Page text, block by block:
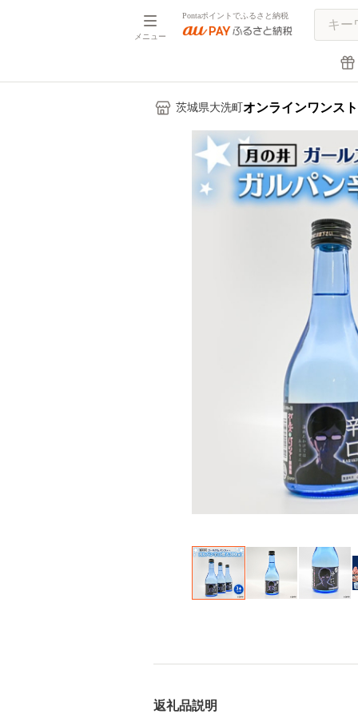
メニュー
Pontaポイントでふるさと納税
茨城県大洗町 オンラインワンス
返礼品説明